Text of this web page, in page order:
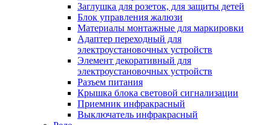
Заглушка для розеток, для защиты детей
Блок управления жалюзи
Материалы монтажные для маркировки
Адаптер переходный для
электроустановочных устройств
Элемент декоративный для
электроустановочных устройств
Разъем питания
Крышка блока световой сигнализации
Приемник инфракрасный
Выключатель инфракрасный